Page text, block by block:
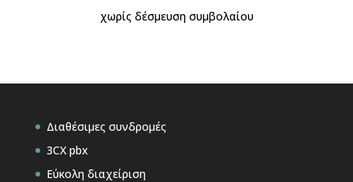
χωρίς δέσμευση συμβολαίου
Διαθέσιμες συνδρομές
3CX pbx
Εύκολη διαχείριση